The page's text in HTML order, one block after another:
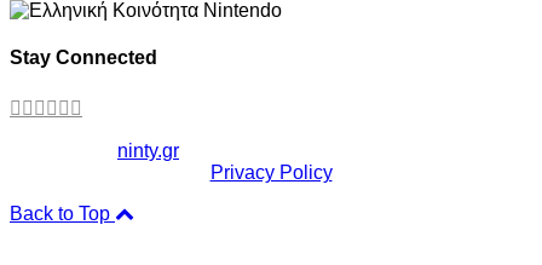
Stay Connected
ninty.gr
Privacy Policy
Back to Top